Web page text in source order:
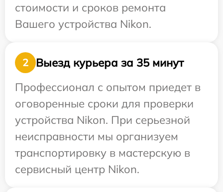
стоимости и сроков ремонта
Вашего устройства Nikon.
2
Выезд курьера за 35 минут
Профессионал с опытом приедет в
оговоренные сроки для проверки
устройства Nikon. При серьезной
неисправности мы организуем
транспортировку в мастерскую в
сервисный центр Nikon.